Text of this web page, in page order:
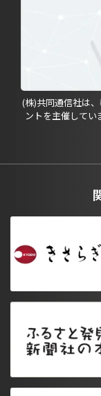
(株)共同通信社は
ントを主催して